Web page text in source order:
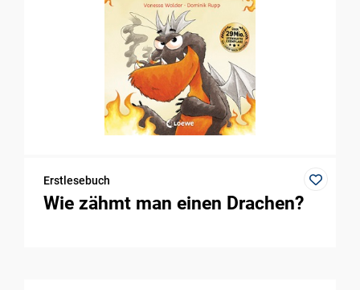
Erstlesebuch
Wie zähmt man einen Drachen?